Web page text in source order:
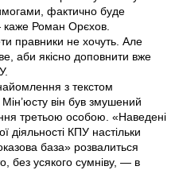
фактично буде
каже Роман Орєхов.
правники не хочуть. Але
аби якісно доповнити вже
з текстом
він був змушений
третьою особою. «Наведені
діяльності КПУ настільки
база» розвалиться
без усякого сумніву, — в